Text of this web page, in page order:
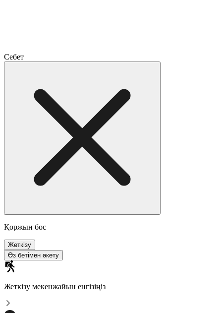
Себет
Қоржын бос
Жеткізу
Өз бетімен әкету
Жеткізу мекенжайын енгізіңіз